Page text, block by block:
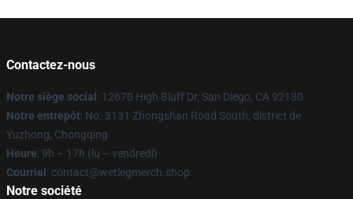
Contactez-nous
Notre siège social : 12670 High Bluff Dr, San Diego, CA 92130
Notre entrepôt: No. 3131 Zhongshan Road South, district de
Yuzhong, Chongqing
Heure: 9h – 17h (lu – vendredi)
Courriel : contact@wetlegmerch.shop
Notre société